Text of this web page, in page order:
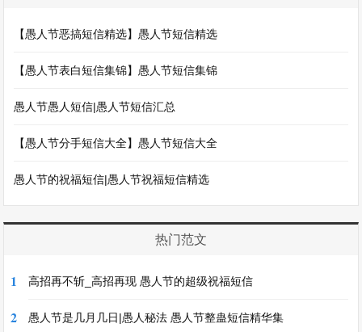
【愚人节恶搞短信精选】愚人节短信精选
【愚人节表白短信集锦】愚人节短信集锦
愚人节愚人短信|愚人节短信汇总
【愚人节分手短信大全】愚人节短信大全
愚人节的祝福短信|愚人节祝福短信精选
热门范文
1 高招再不斩_高招再现 愚人节的超级祝福短信
2 愚人节是几月几日|愚人秘法 愚人节整蛊短信精华集